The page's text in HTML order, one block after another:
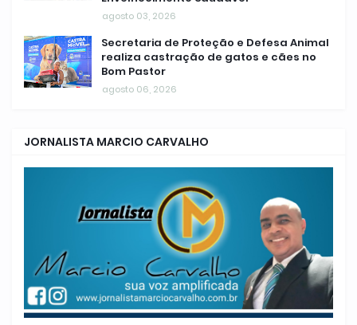
agosto 03, 2026
Secretaria de Proteção e Defesa Animal
realiza castração de gatos e cães no
Bom Pastor
agosto 06, 2026
JORNALISTA MARCIO CARVALHO